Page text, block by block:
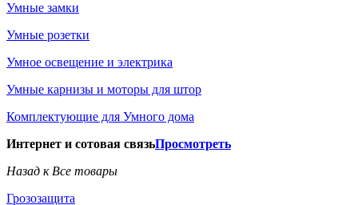
Умные замки
Умные розетки
Умное освещение и электрика
Умные карнизы и моторы для штор
Комплектующие для Умного дома
Интернет и сотовая связьПросмотреть
Назад к Все товары
Грозозащита